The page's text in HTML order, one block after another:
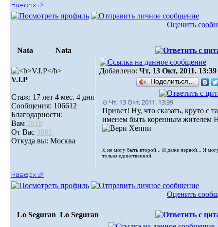
Наверх ⮵
Оценить
Nata Nata
V.I.Р
Стаж: 17 лет 4 мес. 4 дня
Сообщения: 106612
Благодарности:
Вам 2818
От Вас 3801
Откуда вы: Москва
Добавлено: Чт, 13 Окт, 2011. 13:39
Поделиться…
⊙ Чт, 13 Окт, 2011. 13:39
Привет! Ну, что сказать, круто с
именем быть коренным жителем
Я не могу быть второй... И даже первой... Я
только единственной.
Наверх ⮵
Оценить
Lo Seguran Lo Seguran